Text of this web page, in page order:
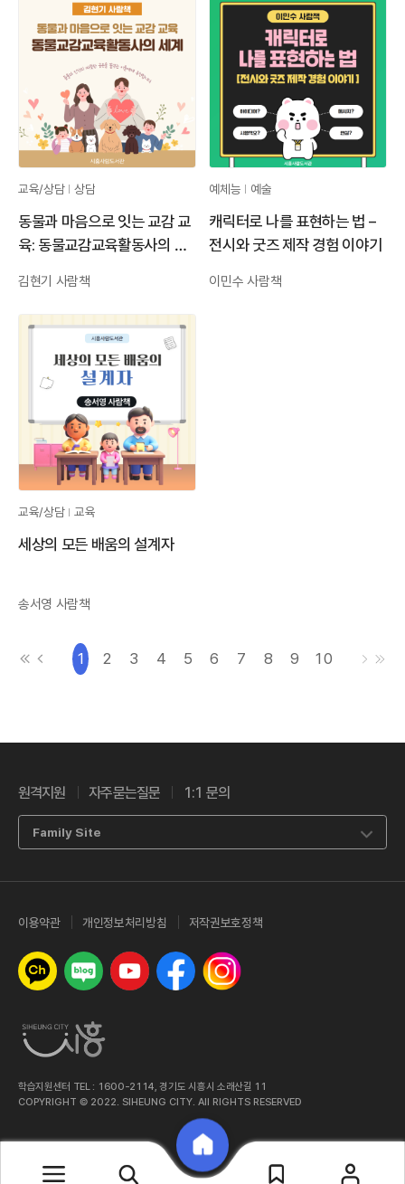
교육/상담 상담
동물과 마음으로 잇는 교감 교
육: 동물교감교육활동사의 세
김현기 사람책
예체능 예술
캐릭터로 나를 표현하는 법 –
전시와 굿즈 제작 경험 이야기
이민수 사람책
교육/상담 교육
세상의 모든 배움의 설계자
송서영 사람책
1 2 3 4 5 6 7 8 9 10
원격지원 자주묻는질문 1:1 문의
Family Site
이용약관 개인정보처리방침 저작권보호정책
카카오톡 채널네이버 블로그유튜브 페이스북 인스타그램
학습지원센터 TEL : 1600-2114, 경기도 시흥시 소래산길 11
COPYRIGHT © 2022. SIHEUNG CITY. All RIGHTS RESERVED